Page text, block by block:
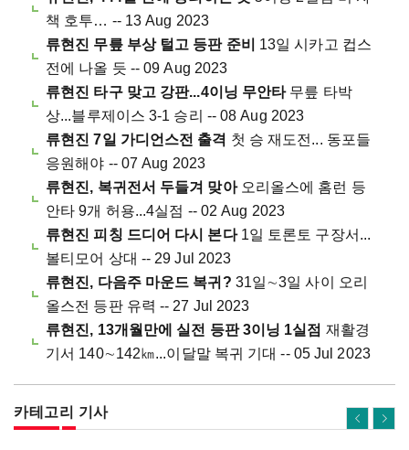
책 호투… -- 13 Aug 2023
류현진 무릎 부상 털고 등판 준비 13일 시카고 컵스
전에 나올 듯 -- 09 Aug 2023
류현진 타구 맞고 강판...4이닝 무안타 무릎 타박
상...블루제이스 3-1 승리 -- 08 Aug 2023
류현진 7일 가디언스전 출격 첫 승 재도전... 동포들
응원해야 -- 07 Aug 2023
류현진, 복귀전서 두들겨 맞아 오리올스에 홈런 등
안타 9개 허용...4실점 -- 02 Aug 2023
류현진 피칭 드디어 다시 본다 1일 토론토 구장서...
볼티모어 상대 -- 29 Jul 2023
류현진, 다음주 마운드 복귀? 31일∼3일 사이 오리
올스전 등판 유력 -- 27 Jul 2023
류현진, 13개월만에 실전 등판 3이닝 1실점 재활경
기서 140∼142㎞...이달말 복귀 기대 -- 05 Jul 2023
카테고리 기사